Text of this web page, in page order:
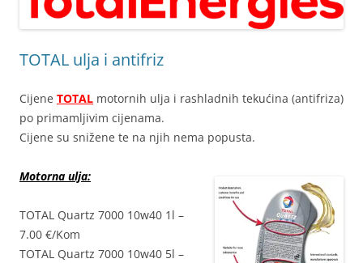
TOTAL ulja i antifriz
Cijene TOTAL motornih ulja i rashladnih tekućina (antifriza)
po primamljivim cijenama.
Cijene su snižene te na njih nema popusta.
Motorna ulja:
TOTAL Quartz 7000 10w40 1l –
7.00 €/Kom
TOTAL Quartz 7000 10w40 5l –